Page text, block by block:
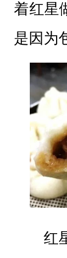
着红星
是因为
红